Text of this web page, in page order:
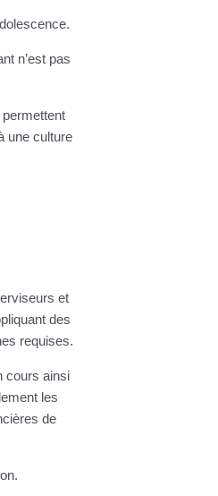
n’est pas
permettent
une culture
et
des
requises.
cours ainsi
les
de